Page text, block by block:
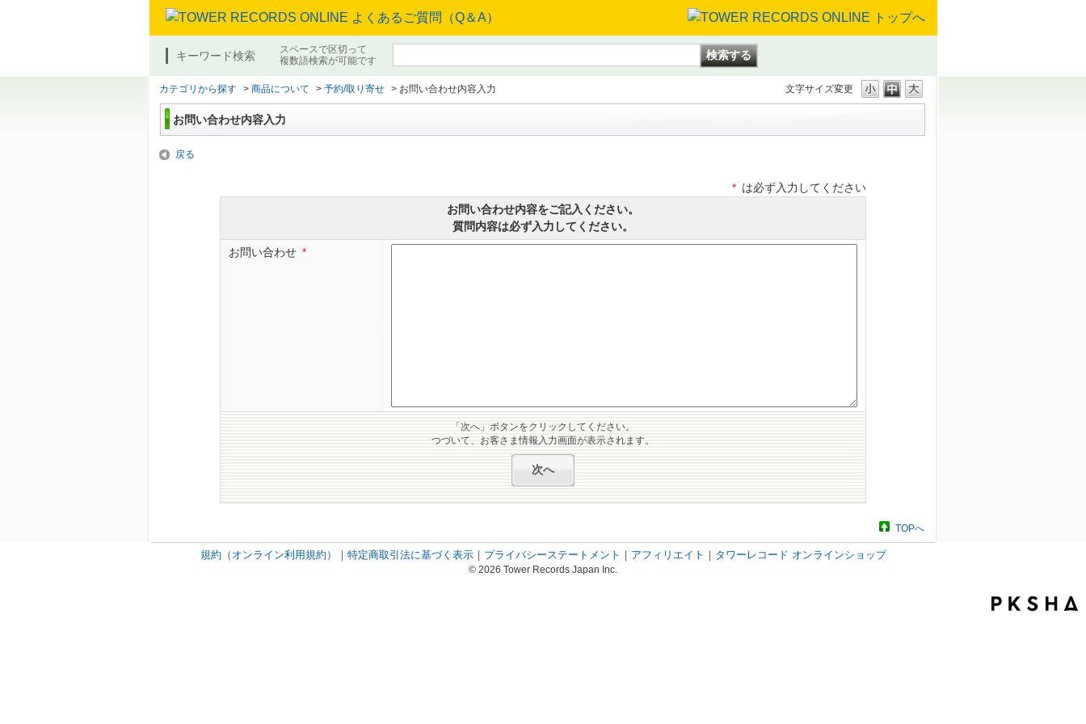
キーワード検索
スペースで区切って
複数語検索が可能です
文字サイズ変更
カテゴリから探す > 商品について > 予約/取り寄せ > お問い合わせ内容入力
お問い合わせ内容入力
戻る
* は必ず入力してください
お問い合わせ内容をご記入ください。
質問内容は必ず入力してください。
お問い合わせ *
「次へ」ボタンをクリックしてください。
つづいて、お客さま情報入力画面が表示されます。
TOPへ
規約（オンライン利用規約） ｜ 特定商取引法に基づく表示｜ プライバシーステートメント ｜ アフィリエイト ｜ タワーレコード オンラインショップ
© 2026 Tower Records Japan Inc.